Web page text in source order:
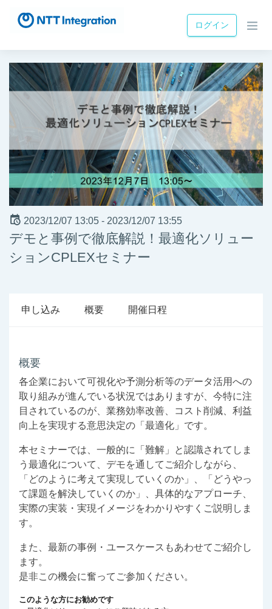
ログイン
2023/12/07 13:05 - 2023/12/07 13:55
デモと事例で徹底解説！最適化ソリュー
ションCPLEXセミナー
申し込み 概要 開催日程
概要
各企業において可視化や予測分析等のデータ活用への
取り組みが進んでいる状況ではありますが、 今特に注
目されているのが、業務効率改善、コスト削減、利益
向上を実現する意思決定の「最適化」です。
本セミナーでは、一般的に「難解」と認識されてしま
う最適化について、 デモを通してご紹介しながら、
「どのように考えて実現していくのか」、「どうやっ
て課題を解決していくのか」、 具体的なアプローチ、
実際の実装・実現イメージをわかりやすくご説明しま
す。
また、最新の事例・ユースケースもあわせてご紹介し
ます。
是非この機会に奮ってご参加ください。
このような方にお勧めです